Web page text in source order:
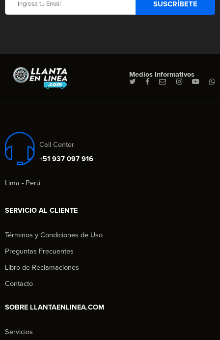
Medios Informativos
Call Center
+51 937 097 916
Lima - Perú
SERVICIO AL CLIENTE
Términos y Condiciones de Uso
Preguntas Frecuentes
Libro de Reclamaciones
Contacto
SOBRE LLANTAENLINEA.COM
Servicios